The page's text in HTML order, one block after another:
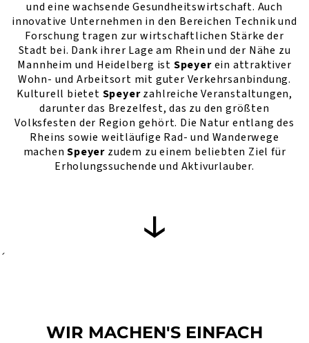
und eine wachsende Gesundheitswirtschaft. Auch
innovative Unternehmen in den Bereichen Technik und
Forschung tragen zur wirtschaftlichen Stärke der
Stadt bei. Dank ihrer Lage am Rhein und der Nähe zu
Mannheim und Heidelberg ist Speyerein attraktiver
Wohn- und Arbeitsort mit guter Verkehrsanbindung.
Kulturell bietet Speyerzahlreiche Veranstaltungen,
darunter das Brezelfest, das zu den größten
Volksfesten der Region gehört. Die Natur entlang des
Rheins sowie weitläufige Rad- und Wanderwege
machenSpeyer zudem zu einem beliebten Ziel für
Erholungssuchende und Aktivurlauber.
´
WIR MACHEN'S EINFACH